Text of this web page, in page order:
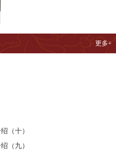
更多+
（十）
（九）